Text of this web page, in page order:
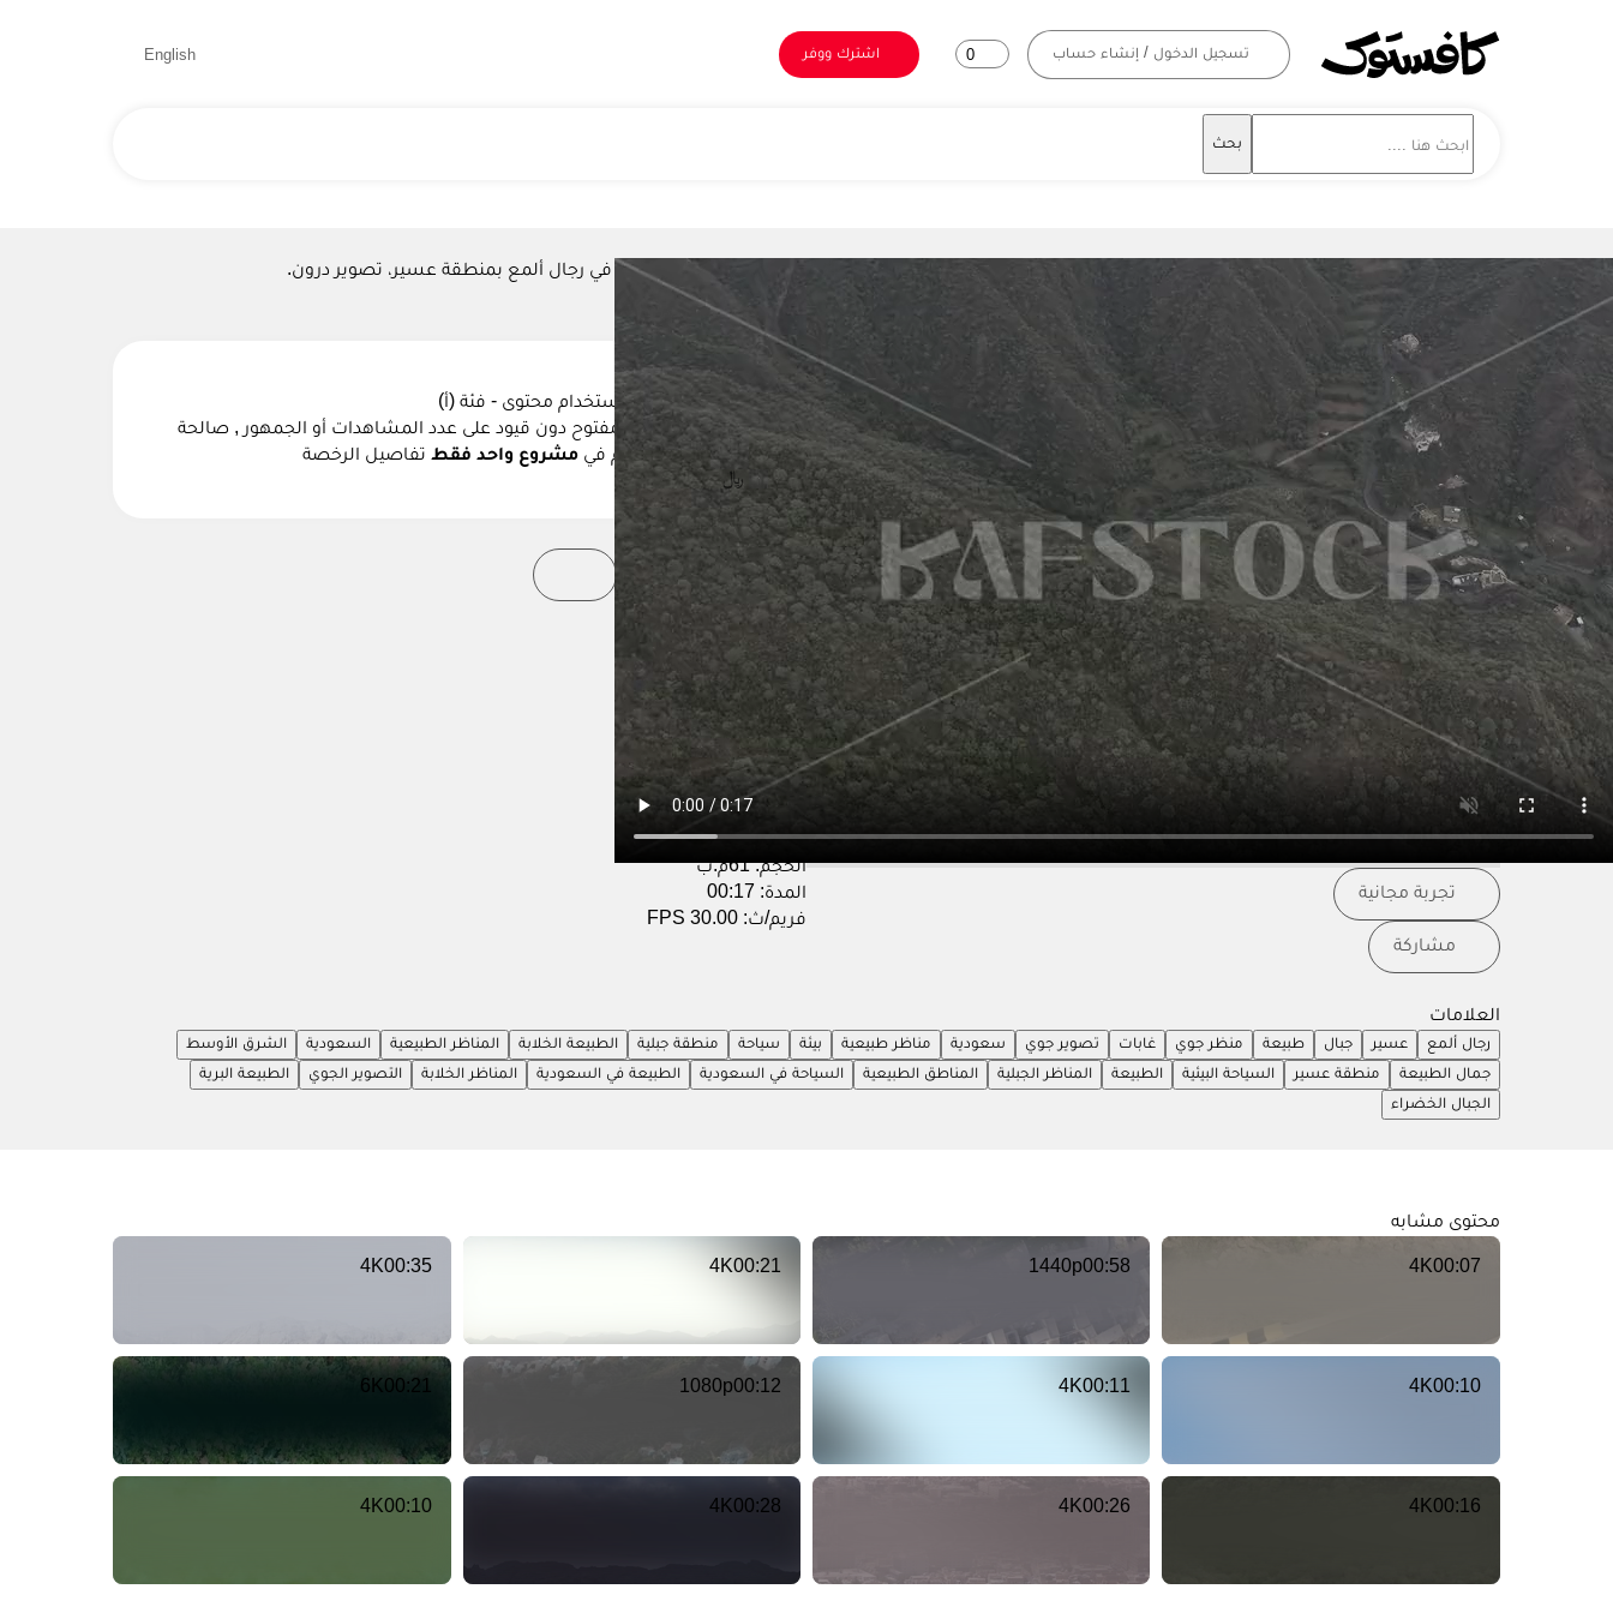
تسجيل الدخول / إنشاء حساب 0 اشترك ووفر English
بحث
تجربة مجانية
مشاركة
لقطة جوية لجبال خضراء في رجال ألمع بمنطقة عسير، تصوير درون.
الناشر:
سيف الهتاري
68.00$
السعر
حسب البلد
255 ﷼
● رخصة استخدام محتوى - فئة (أ)
استخدام مفتوح دون قيود على عدد المشاهدات أو الجمهور , صالحة
للإستخدام فيمشروع واحد فقط تفاصيل الرخصة
اضف للسلة
اشترك ووفر
تفاصيل المحتوى
التاريخ:
13/11/2025
المعرف: 9741202700
الجودة:
الترميز: h264
الدقة: 3840x2160
الحجم: 61م.ب
المدة: 00:17
فريم/ث: 30.00 FPS
العلامات
رجال ألمع عسير جبال طبيعة منظر جوي غابات تصوير جوي سعودية مناظر طبيعية بيئة سياحة منطقة جبلية الطبيعة الخلابة المناظر الطبيعية السعودية
الشرق الأوسط
جمال الطبيعة
منطقة عسير السياحة البيئية الطبيعة المناظر الجبلية المناطق الطبيعية السياحة في السعودية الطبيعة في السعودية المناظر الخلابة التصوير الجوي
الطبيعة البرية
الجبال الخضراء
محتوى مشابه
00:07
4K
00:58
1440p
00:21
4K
00:35
4K
00:10
4K
00:11
4K
00:12
1080p
00:21
6K
00:16
4K
00:26
4K
00:28
4K
00:10
4K